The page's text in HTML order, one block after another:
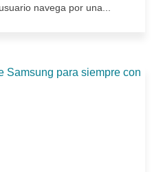
navega por una...